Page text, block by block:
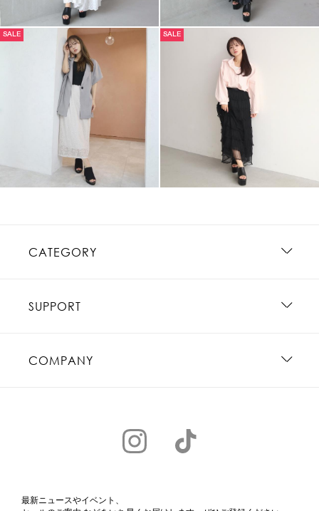
SALE SALE
CATEGORY
SUPPORT
COMPANY
最新ニュースやイベント、